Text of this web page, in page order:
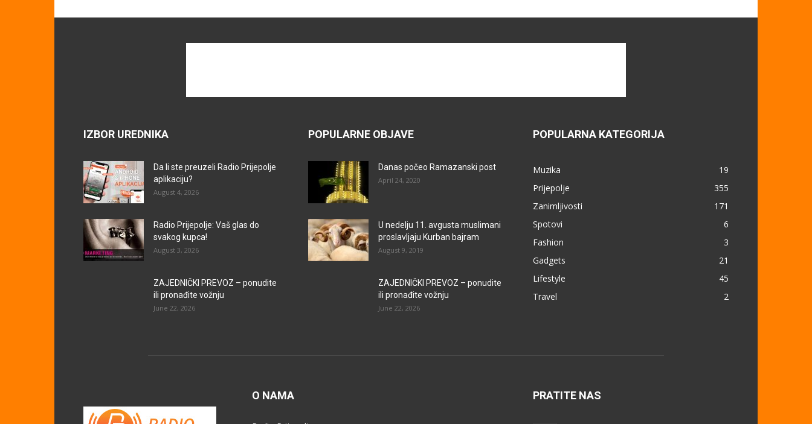
IZBOR UREDNIKA
Da li ste preuzeli Radio Prijepolje
aplikaciju?
August 4, 2026
Radio Prijepolje: Vaš glas do
svakog kupca!
August 3, 2026
ZAJEDNIČKI PREVOZ – ponudite
ili pronađite vožnju
June 22, 2026
POPULARNE OBJAVE
Danas počeo Ramazanski post
April 24, 2020
U nedelju 11. avgusta muslimani
proslavljaju Kurban bajram
August 9, 2019
ZAJEDNIČKI PREVOZ – ponudite
ili pronađite vožnju
June 22, 2026
POPULARNA KATEGORIJA
Muzika
19
Prijepolje
355
Zanimljivosti
171
Spotovi
6
Fashion
3
Gadgets
21
Lifestyle
45
Travel
2
O NAMA PRATITE NAS